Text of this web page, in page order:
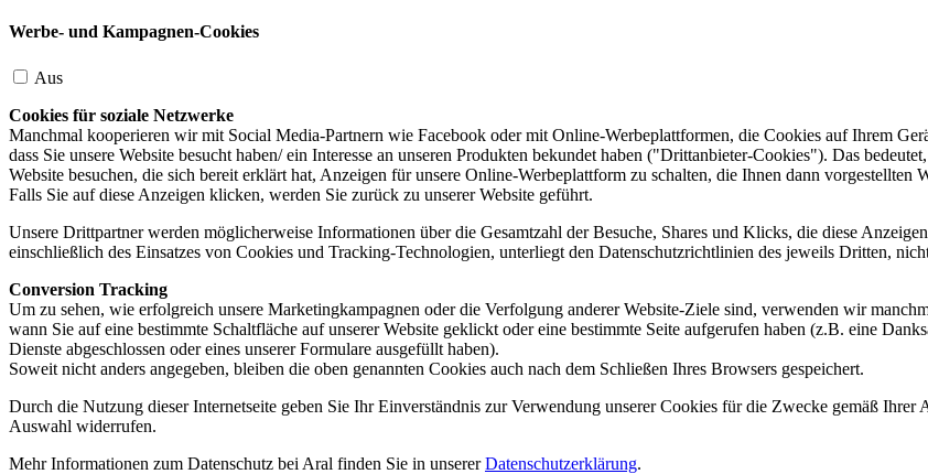
Werbe- und Kampagnen-Cookies
Aus
Cookies für soziale Netzwerke
Manchmal kooperieren wir mit Social Media-Partnern wie Facebook oder mit Online-Werbeplattformen, die Cookies auf Ihrem
dass Sie unsere Website besucht haben/ ein Interesse an unseren Produkten bekundet haben ("Drittanbieter-Cookies"). Das
Website besuchen, die sich bereit erklärt hat, Anzeigen für unsere Online-Werbeplattform zu schalten, die Ihnen dann vorgestellten
Falls Sie auf diese Anzeigen klicken, werden Sie zurück zu unserer Website geführt.
Unsere Drittpartner werden möglicherweise Informationen über die Gesamtzahl der Besuche, Shares und Klicks, die diese
einschließlich des Einsatzes von Cookies und Tracking-Technologien, unterliegt den Datenschutzrichtlinien des jeweils Dritten,
Conversion Tracking
Um zu sehen, wie erfolgreich unsere Marketingkampagnen oder die Verfolgung anderer Website-Ziele sind, verwenden wir
wann Sie auf eine bestimmte Schaltfläche auf unserer Website geklickt oder eine bestimmte Seite aufgerufen haben (z.B. eine
Dienste abgeschlossen oder eines unserer Formulare ausgefüllt haben).
Soweit nicht anders angegeben, bleiben die oben genannten Cookies auch nach dem Schließen Ihres Browsers gespeichert.
Durch die Nutzung dieser Internetseite geben Sie Ihr Einverständnis zur Verwendung unserer Cookies für die Zwecke gemäß
Auswahl widerrufen.
Mehr Informationen zum Datenschutz bei Aral finden Sie in unsererDatenschutzerklärung.